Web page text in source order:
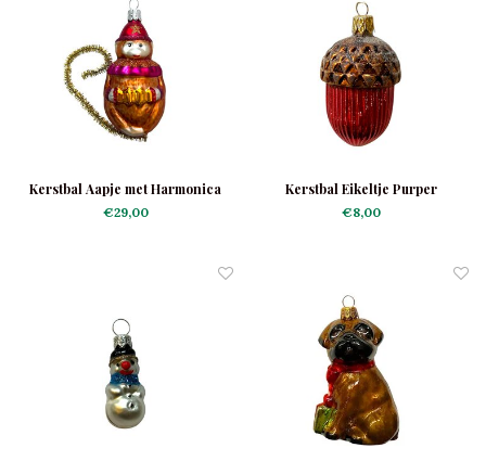
Kerstbal Aapje met Harmonica
€29,00
Kerstbal Eikeltje Purper
€8,00